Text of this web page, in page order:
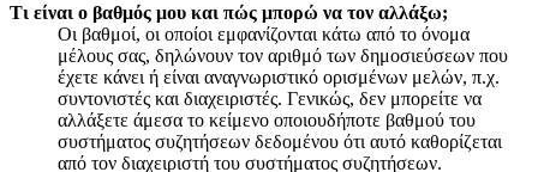
Τι είναι ο βαθμός μου και πώς μπορώ να τον αλλάξω;
Οι βαθμοί, οι οποίοι εμφανίζονται κάτω από το όνομα
μέλους σας, δηλώνουν τον αριθμό των δημοσιεύσεων που
έχετε κάνει ή είναι αναγνωριστικό ορισμένων μελών, π.χ.
συντονιστές και διαχειριστές. Γενικώς, δεν μπορείτε να
αλλάξετε άμεσα το κείμενο οποιουδήποτε βαθμού του
συστήματος συζητήσεων δεδομένου ότι αυτό καθορίζεται
από τον διαχειριστή του συστήματος συζητήσεων.